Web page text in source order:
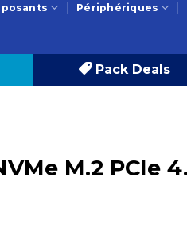
Périphériques
Pack Deals
M.2 PCIe